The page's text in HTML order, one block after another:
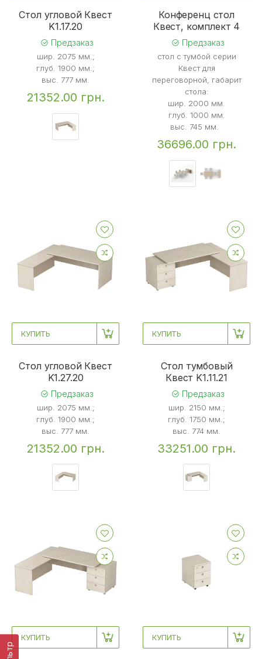
Стол угловой Квест
K1.17.20
Предзаказ
шир. 2075 мм.;
глуб. 1900 мм.;
выс. 777 мм.
21352.00 грн.
Конференц стол
Квест, комплект 4
Предзаказ
стол с тумбой серии
Квест для
переговорной, габарит
стола:
шир. 2000 мм.
глуб. 1000 мм.
выс. 745 мм.
36696.00 грн.
КУПИТЬ
Стол угловой Квест
K1.27.20
Предзаказ
шир. 2075 мм.;
глуб. 1900 мм.;
выс. 777 мм.
21352.00 грн.
КУПИТЬ
Стол тумбовый
Квест K1.11.21
Предзаказ
шир. 2150 мм.;
глуб. 1750 мм.;
выс. 774 мм.
33251.00 грн.
КУПИТЬ КУПИТЬ